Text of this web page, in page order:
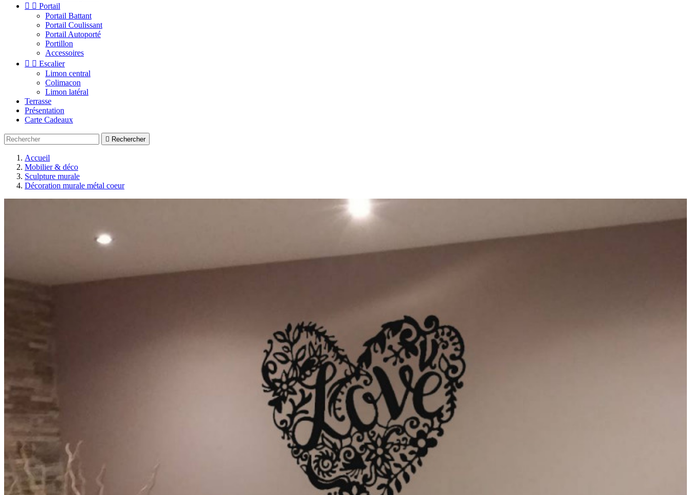
  Portail
Portail Battant
Portail Coulissant
Portail Autoporté
Portillon
Accessoires
  Escalier
Limon central
Colimacon
Limon latéral
Terrasse
Présentation
Carte Cadeaux
 Rechercher
Accueil
Mobilier & déco
Sculpture murale
Décoration murale métal coeur